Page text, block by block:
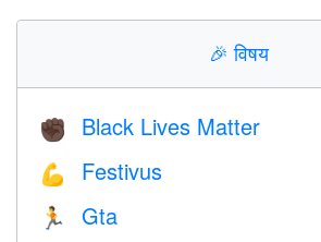
🎉विषय
✊🏿 Black Lives Matter
💪 Festivus
🏃 Gta